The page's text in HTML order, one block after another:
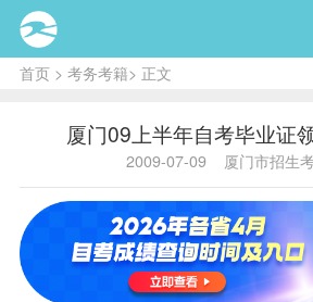
首页> 考务考籍> 正文
厦门09上半年自考毕业证
2009-07-09 厦门市招生